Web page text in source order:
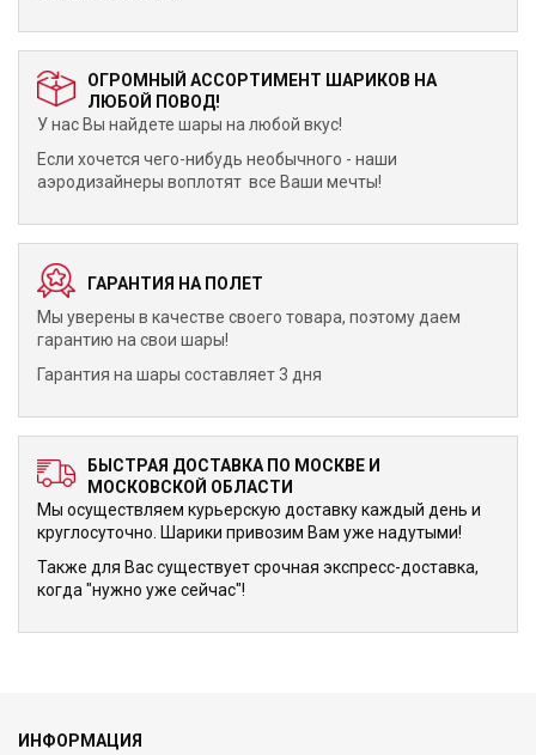
ОГРОМНЫЙ АССОРТИМЕНТ ШАРИКОВ НА
ЛЮБОЙ ПОВОД!
У нас Вы найдете шары на любой вкус!
Если хочется чего-нибудь необычного - наши
аэродизайнеры воплотят все Ваши мечты!
ГАРАНТИЯ НА ПОЛЕТ
Мы уверены в качестве своего товара, поэтому даем
гарантию на свои шары!
Гарантия на шары составляет 3 дня
БЫСТРАЯ ДОСТАВКА ПО МОСКВЕ И
МОСКОВСКОЙ ОБЛАСТИ
Мы осуществляем курьерскую доставку каждый день и
круглосуточно. Шарики привозим Вам уже надутыми!
Также для Вас существует срочная экспресс-доставка,
когда "нужно уже сейчас"!
ИНФОРМАЦИЯ